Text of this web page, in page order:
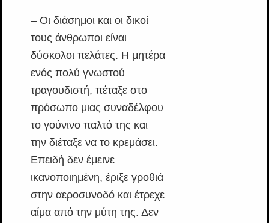
– Οι διάσημοι και οι δικοί
τους άνθρωποι είναι
δύσκολοι πελάτες. Η μητέρα
ενός πολύ γνωστού
τραγουδιστή, πέταξε στο
πρόσωπο μιας συναδέλφου
το γούνινο παλτό της και
την διέταξε να το κρεμάσει.
Επειδή δεν έμεινε
ικανοποιημένη, έριξε γροθιά
στην αεροσυνοδό και έτρεχε
αίμα από την μύτη της. Δεν